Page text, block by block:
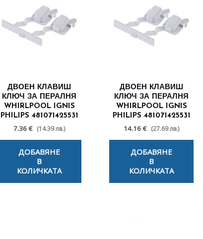
ДВОЕН КЛАВИШ
КЛЮЧ ЗА ПЕРАЛНЯ
WHIRLPOOL IGNIS
PHILIPS 481071425531
7.36 € (14.39 лв.)
ДОБАВЯНЕ
В
КОЛИЧКАТА
ДВОЕН КЛАВИШ
КЛЮЧ ЗА ПЕРАЛНЯ
WHIRLPOOL IGNIS
PHILIPS 481071425531
14.16 € (27.69 лв.)
ДОБАВЯНЕ
В
КОЛИЧКАТА